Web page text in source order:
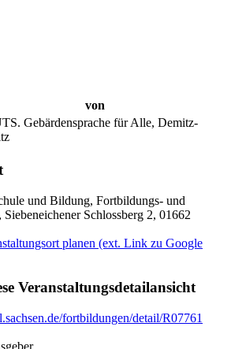
von
Gebärdensprache für Alle, Demitz-
und Bildung, Fortbildungs- und
Siebeneichener Schlossberg 2, 01662
planen (ext. Link zu Google
Veranstaltungsdetailansicht
fortbildungen/detail/R07761